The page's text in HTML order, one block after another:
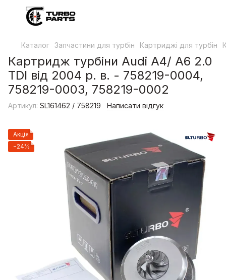
Каталог Запчастини для турбін Картриджі для турбін
Картридж турбіни Audi A4/ A6 2.0
TDI від 2004 р. в. - 758219-0004,
758219-0003, 758219-0002
Артикул: SL161462 / 758219 Написати відгук
Акція
−24%